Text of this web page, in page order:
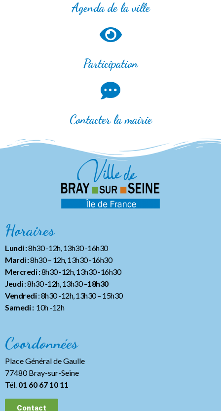
Agenda de la ville
Participation
Contacter la mairie
Horaires
Lundi :8h30 -12h, 13h30 -16h30
Mardi :8h30 – 12h, 13h30 -16h30
Mercredi :8h30 -12h, 13h30 -16h30
Jeudi: 8h30 -12h, 13h30 –18h30
Vendredi: 8h30 -12h, 13h30– 15h30
Samedi :10h -12h
Coordonnées
Place Général de Gaulle
77480 Bray-sur-Seine
Tél. 01 60 67 10 11
Contact